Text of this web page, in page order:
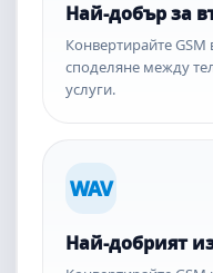
Най-добър за
Конвертирайте
споделяне между
услуги.
WAV
Най-добрият